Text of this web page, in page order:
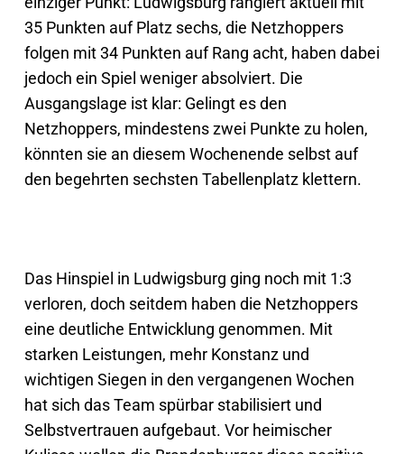
35 Punkten auf Platz sechs, die Netzhoppers
folgen mit 34 Punkten auf Rang acht, haben dabei
jedoch ein Spiel weniger absolviert. Die
Ausgangslage ist klar: Gelingt es den
Netzhoppers, mindestens zwei Punkte zu holen,
könnten sie an diesem Wochenende selbst auf
den begehrten sechsten Tabellenplatz klettern.
Das Hinspiel in Ludwigsburg ging noch mit 1:3
verloren, doch seitdem haben die Netzhoppers
eine deutliche Entwicklung genommen. Mit
starken Leistungen, mehr Konstanz und
wichtigen Siegen in den vergangenen Wochen
hat sich das Team spürbar stabilisiert und
Selbstvertrauen aufgebaut. Vor heimischer